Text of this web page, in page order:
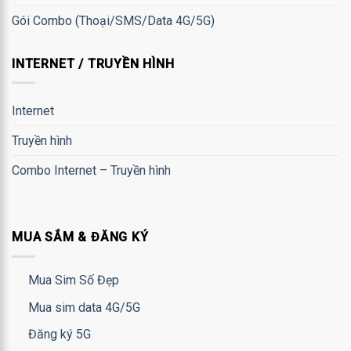
Gói Combo (Thoại/SMS/Data 4G/5G)
INTERNET / TRUYỀN HÌNH
Internet
Truyền hình
Combo Internet – Truyền hình
MUA SẮM & ĐĂNG KÝ
Mua Sim Số Đẹp
Mua sim data 4G/5G
Đăng ký 5G